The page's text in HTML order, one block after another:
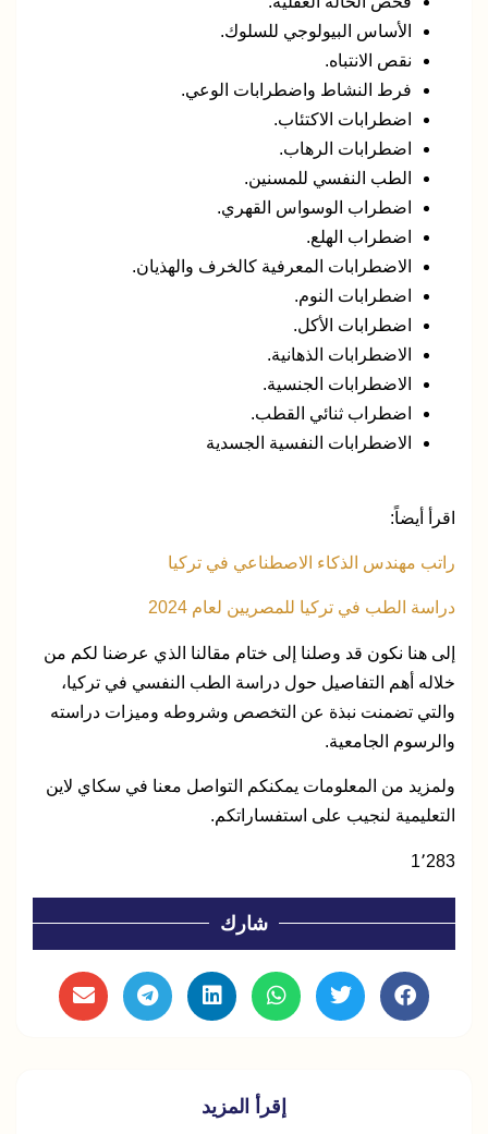
الأساس البيولوجي للسلوك.
نقص الانتباه.
فرط النشاط واضطرابات الوعي.
اضطرابات الاكتئاب.
اضطرابات الرهاب.
الطب النفسي للمسنين.
اضطراب الوسواس القهري.
اضطراب الهلع.
الاضطرابات المعرفية كالخرف والهذيان.
اضطرابات النوم.
اضطرابات الأكل.
الاضطرابات الذهانية.
الاضطرابات الجنسية.
اضطراب ثنائي القطب.
الاضطرابات النفسية الجسدية
اقرأ أيضاً:
راتب مهندس الذكاء الاصطناعي في تركيا
دراسة الطب في تركيا للمصريين لعام 2024
إلى هنا نكون قد وصلنا إلى ختام مقالنا الذي عرضنا لكم من
خلاله أهم التفاصيل حول دراسة الطب النفسي في تركيا،
والتي تضمنت نبذة عن التخصص وشروطه وميزات دراسته
والرسوم الجامعية.
ولمزيد من المعلومات يمكنكم التواصل معنا في سكاي لاين
التعليمية لنجيب على استفساراتكم.
1٬283
شارك
إقرأ المزيد